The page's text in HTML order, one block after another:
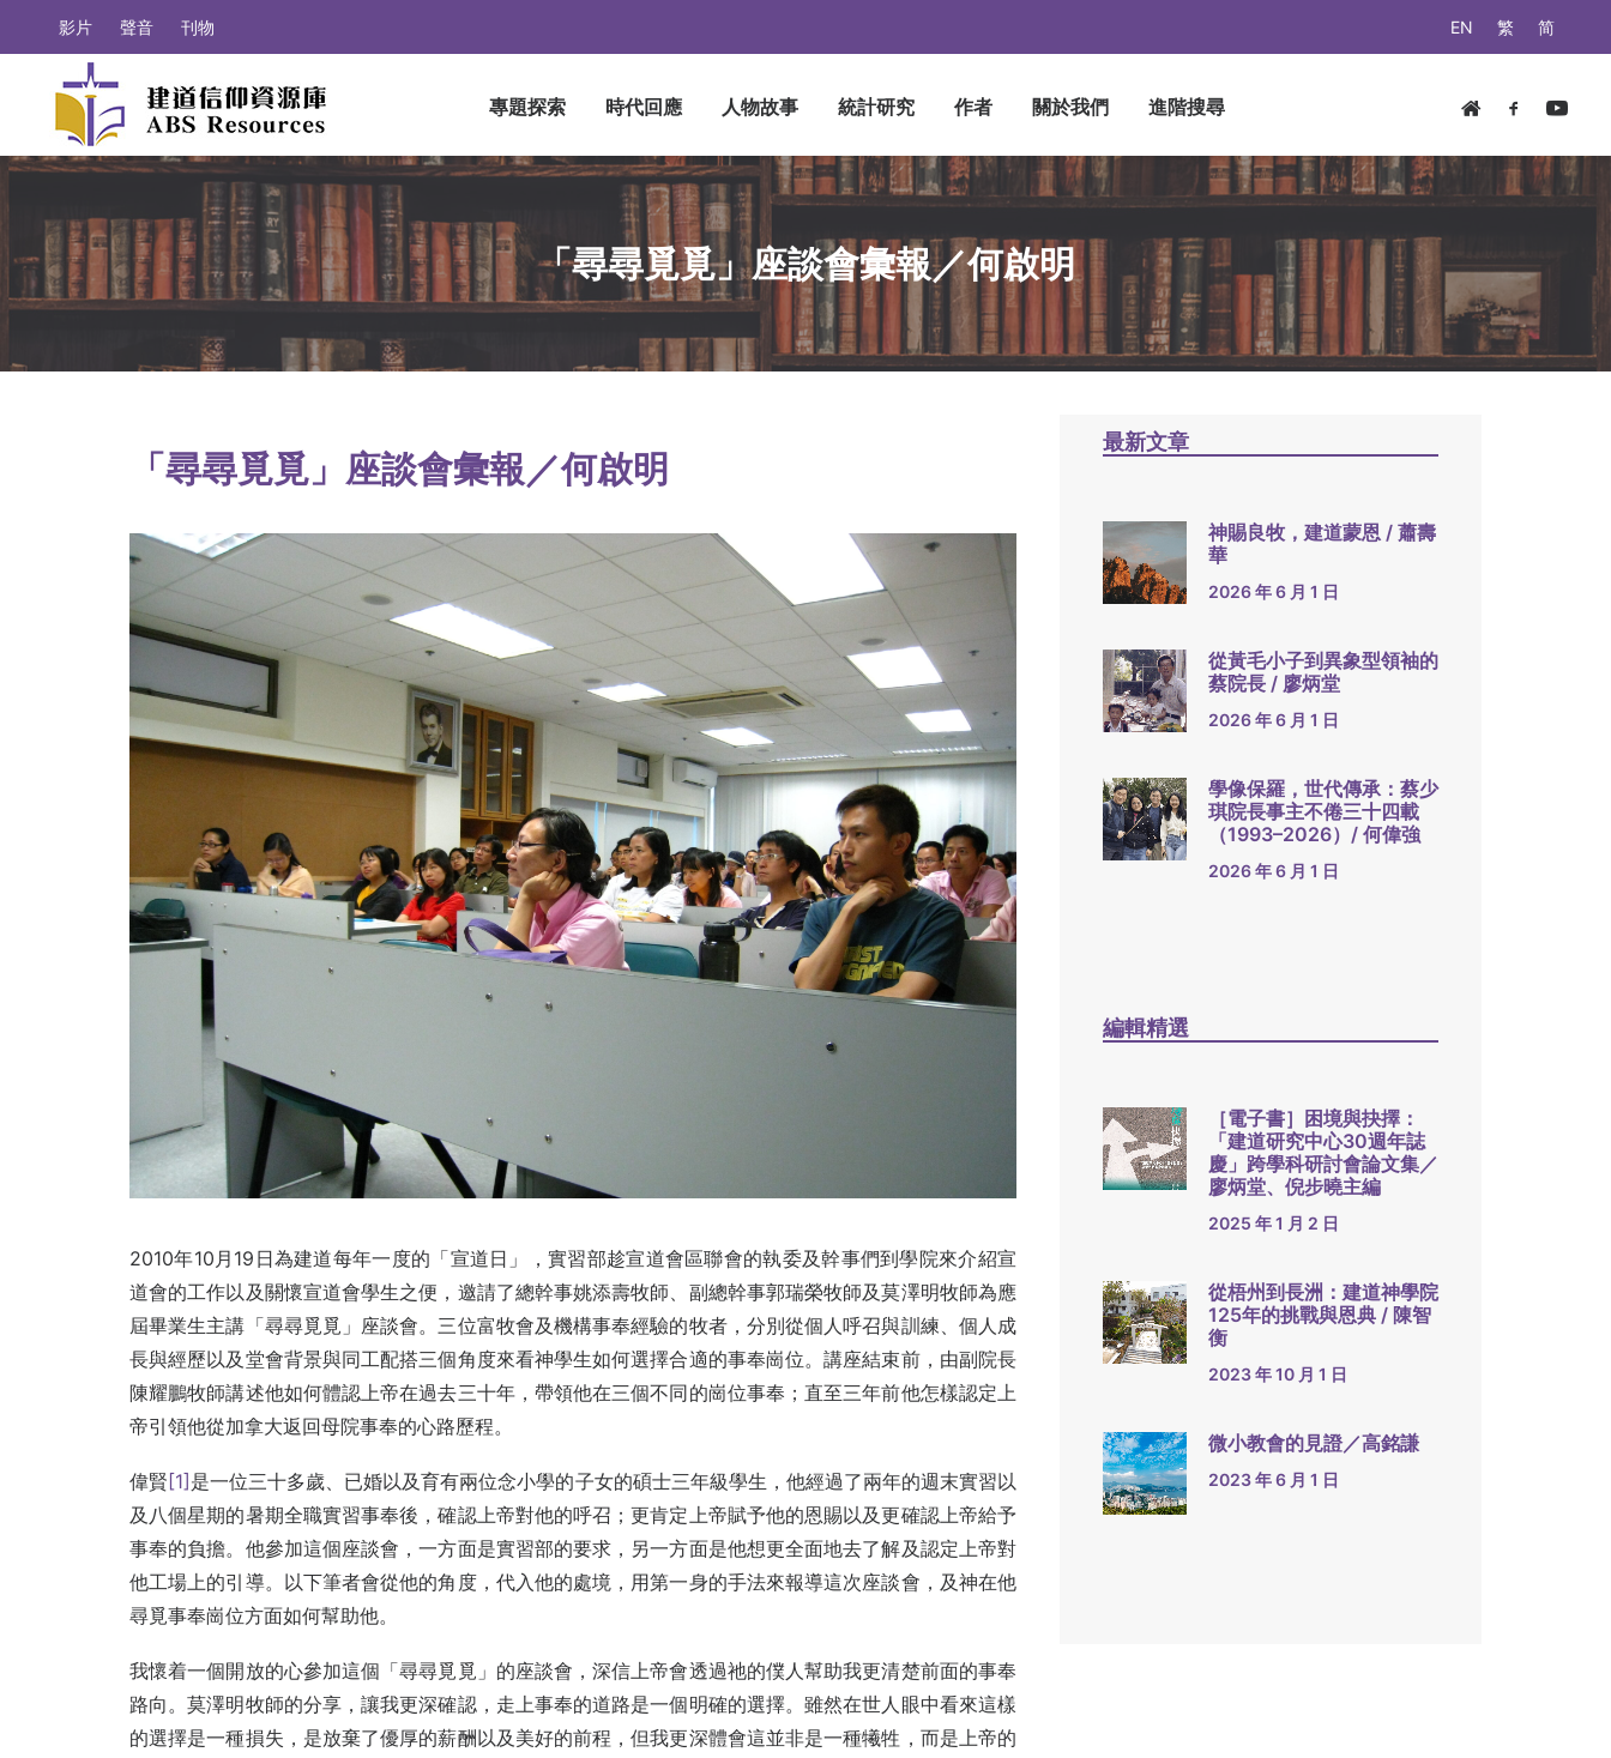
EN 繁 简
影片 聲音 刊物
專題探索 時代回應 人物故事 統計研究 作者 關於我們 進階搜尋
「尋尋覓覓」座談會彙報／何啟明
「尋尋覓覓」座談會彙報／何啟明
2010年10月19日為建道每年一度的「宣道日」，實習部趁宣道會區聯會的執委及幹事們到學院來介紹宣
道會的工作以及關懷宣道會學生之便，邀請了總幹事姚添壽牧師、副總幹事郭瑞榮牧師及莫澤明牧師為應
屆畢業生主講「尋尋覓覓」座談會。三位富牧會及機構事奉經驗的牧者，分別從個人呼召與訓練、個人成
長與經歷以及堂會背景與同工配搭三個角度來看神學生如何選擇合適的事奉崗位。講座結束前，由副院長
陳耀鵬牧師講述他如何體認上帝在過去三十年，帶領他在三個不同的崗位事奉；直至三年前他怎樣認定上
帝引領他從加拿大返回母院事奉的心路歷程。
偉賢 [1] 是一位三十多歲、已婚以及育有兩位念小學的子女的碩士三年級學生，他經過了兩年的週末實習以
及八個星期的暑期全職實習事奉後，確認上帝對他的呼召；更肯定上帝賦予他的恩賜以及更確認上帝給予
事奉的負擔。他參加這個座談會，一方面是實習部的要求，另一方面是他想更全面地去了解及認定上帝對
他工場上的引導。以下筆者會從他的角度，代入他的處境，用第一身的手法來報導這次座談會，及神在他
尋覓事奉崗位方面如何幫助他。
我懷着一個開放的心參加這個「尋尋覓覓」的座談會，深信上帝會透過祂的僕人幫助我更清楚前面的事奉
路向。莫澤明牧師的分享，讓我更深確認，走上事奉的道路是一個明確的選擇。雖然在世人眼中看來這樣
的選擇是一種損失，是放棄了優厚的薪酬以及美好的前程，但我更深體會這並非是一種犧牲，而是上帝的
最新文章
神賜良牧，建道蒙恩 / 蕭壽
華
2026 年 6 月 1 日
從黃毛小子到異象型領袖的
蔡院長 / 廖炳堂
2026 年 6 月 1 日
學像保羅，世代傳承：蔡少
琪院長事主不倦三十四載
（1993–2026）/ 何偉強
2026 年 6 月 1 日
編輯精選
［電子書］困境與抉擇：
「建道研究中心30週年誌
慶」跨學科研討會論文集／
廖炳堂、倪步曉主編
2025 年 1 月 2 日
從梧州到長洲：建道神學院
125年的挑戰與恩典 / 陳智
衡
2023 年 10 月 1 日
微小教會的見證／高銘謙
2023 年 6 月 1 日